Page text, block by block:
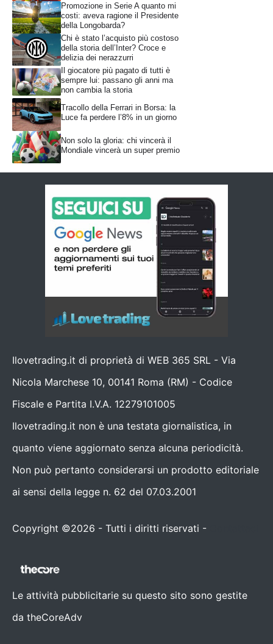
Promozione in Serie A quanto mi
costi: aveva ragione il Presidente
della Longobarda?
Chi è stato l’acquisto più costoso
della storia dell’Inter? Croce e
delizia dei nerazzurri
Il giocatore più pagato di tutti è
sempre lui: passano gli anni ma
non cambia la storia
Tracollo della Ferrari in Borsa: la
Luce fa perdere l’8% in un giorno
Non solo la gloria: chi vincerà il
Mondiale vincerà un super premio
Ilovetrading.it di proprietà di WEB 365 SRL - Via
Nicola Marchese 10, 00141 Roma (RM) - Codice
Fiscale e Partita I.V.A. 12279101005
Ilovetrading.it non è una testata giornalistica, in
quanto viene aggiornato senza alcuna periodicità.
Non può pertanto considerarsi un prodotto editoriale
ai sensi della legge n. 62 del 07.03.2001
Copyright ©2026 - Tutti i diritti riservati -
Le attività pubblicitarie su questo sito sono gestite
da theCoreAdv